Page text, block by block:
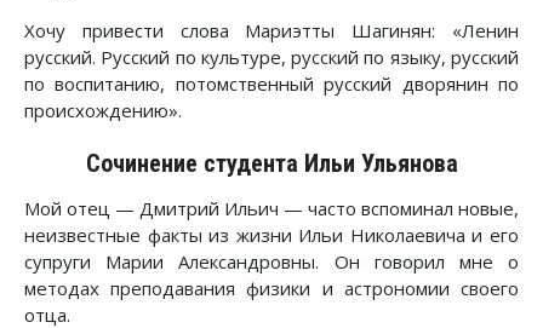
Хочу привести слова Мариэтты Шагинян: «Ленин
русский. Русский по культуре, русский по языку, русский
по воспитанию, потомственный русский дворянин по
происхождению».
Сочинение студента Ильи Ульянова
Мой отец — Дмитрий Ильич — часто вспоминал новые,
неизвестные факты из жизни Ильи Николаевича и его
супруги Марии Александровны. Он говорил мне о
методах преподавания физики и астрономии своего
отца.